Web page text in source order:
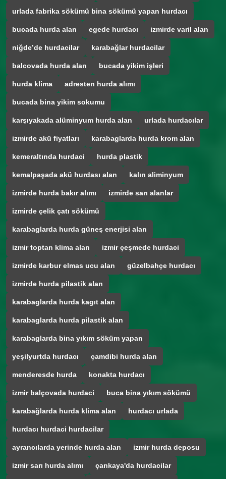
urlada fabrika sökümü bina sökümü yapan hurdacı
bucada hurda alan egede hurdacı izmirde varil alan
niğde’de hurdacilar karabağlar hurdacilar
balcovada hurda alan bucada yikim işleri
hurda klima adresten hurda alımı
bucada bina yikim sokumu
karşıyakada alüminyum hurda alan urlada hurdacılar
izmirde akü fiyatları karabaglarda hurda krom alan
kemeraltında hurdaci hurda plastik
kemalpaşada akü hurdası alan kalın aliminyum
izmirde hurda bakır alımı izmirde sarı alanlar
izmirde çelik çatı sökümü
karabaglarda hurda güneş enerjisi alan
izmir toptan klima alan izmir çeşmede hurdaci
izmirde karbur elmas ucu alan güzelbahçe hurdacı
izmirde hurda pilastik alan
karabaglarda hurda kagıt alan
karabaglarda hurda pilastik alan
karabaglarda bina yıkım söküm yapan
yeşilyurtda hurdacı çamdibi hurda alan
menderesde hurda konakta hurdacı
izmir balçovada hurdaci buca bina yıkım sökümü
karabağlarda hurda klima alan hurdacı urlada
hurdacı hurdaci hurdacilar
ayrancılarda yerinde hurda alan izmir hurda deposu
izmir sarı hurda alımı çankaya'da hurdacilar